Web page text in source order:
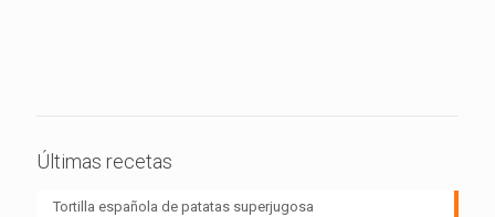
Últimas recetas
Tortilla española de patatas superjugosa